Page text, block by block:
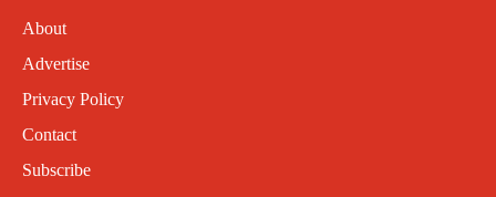
About
Advertise
Privacy Policy
Contact
Subscribe